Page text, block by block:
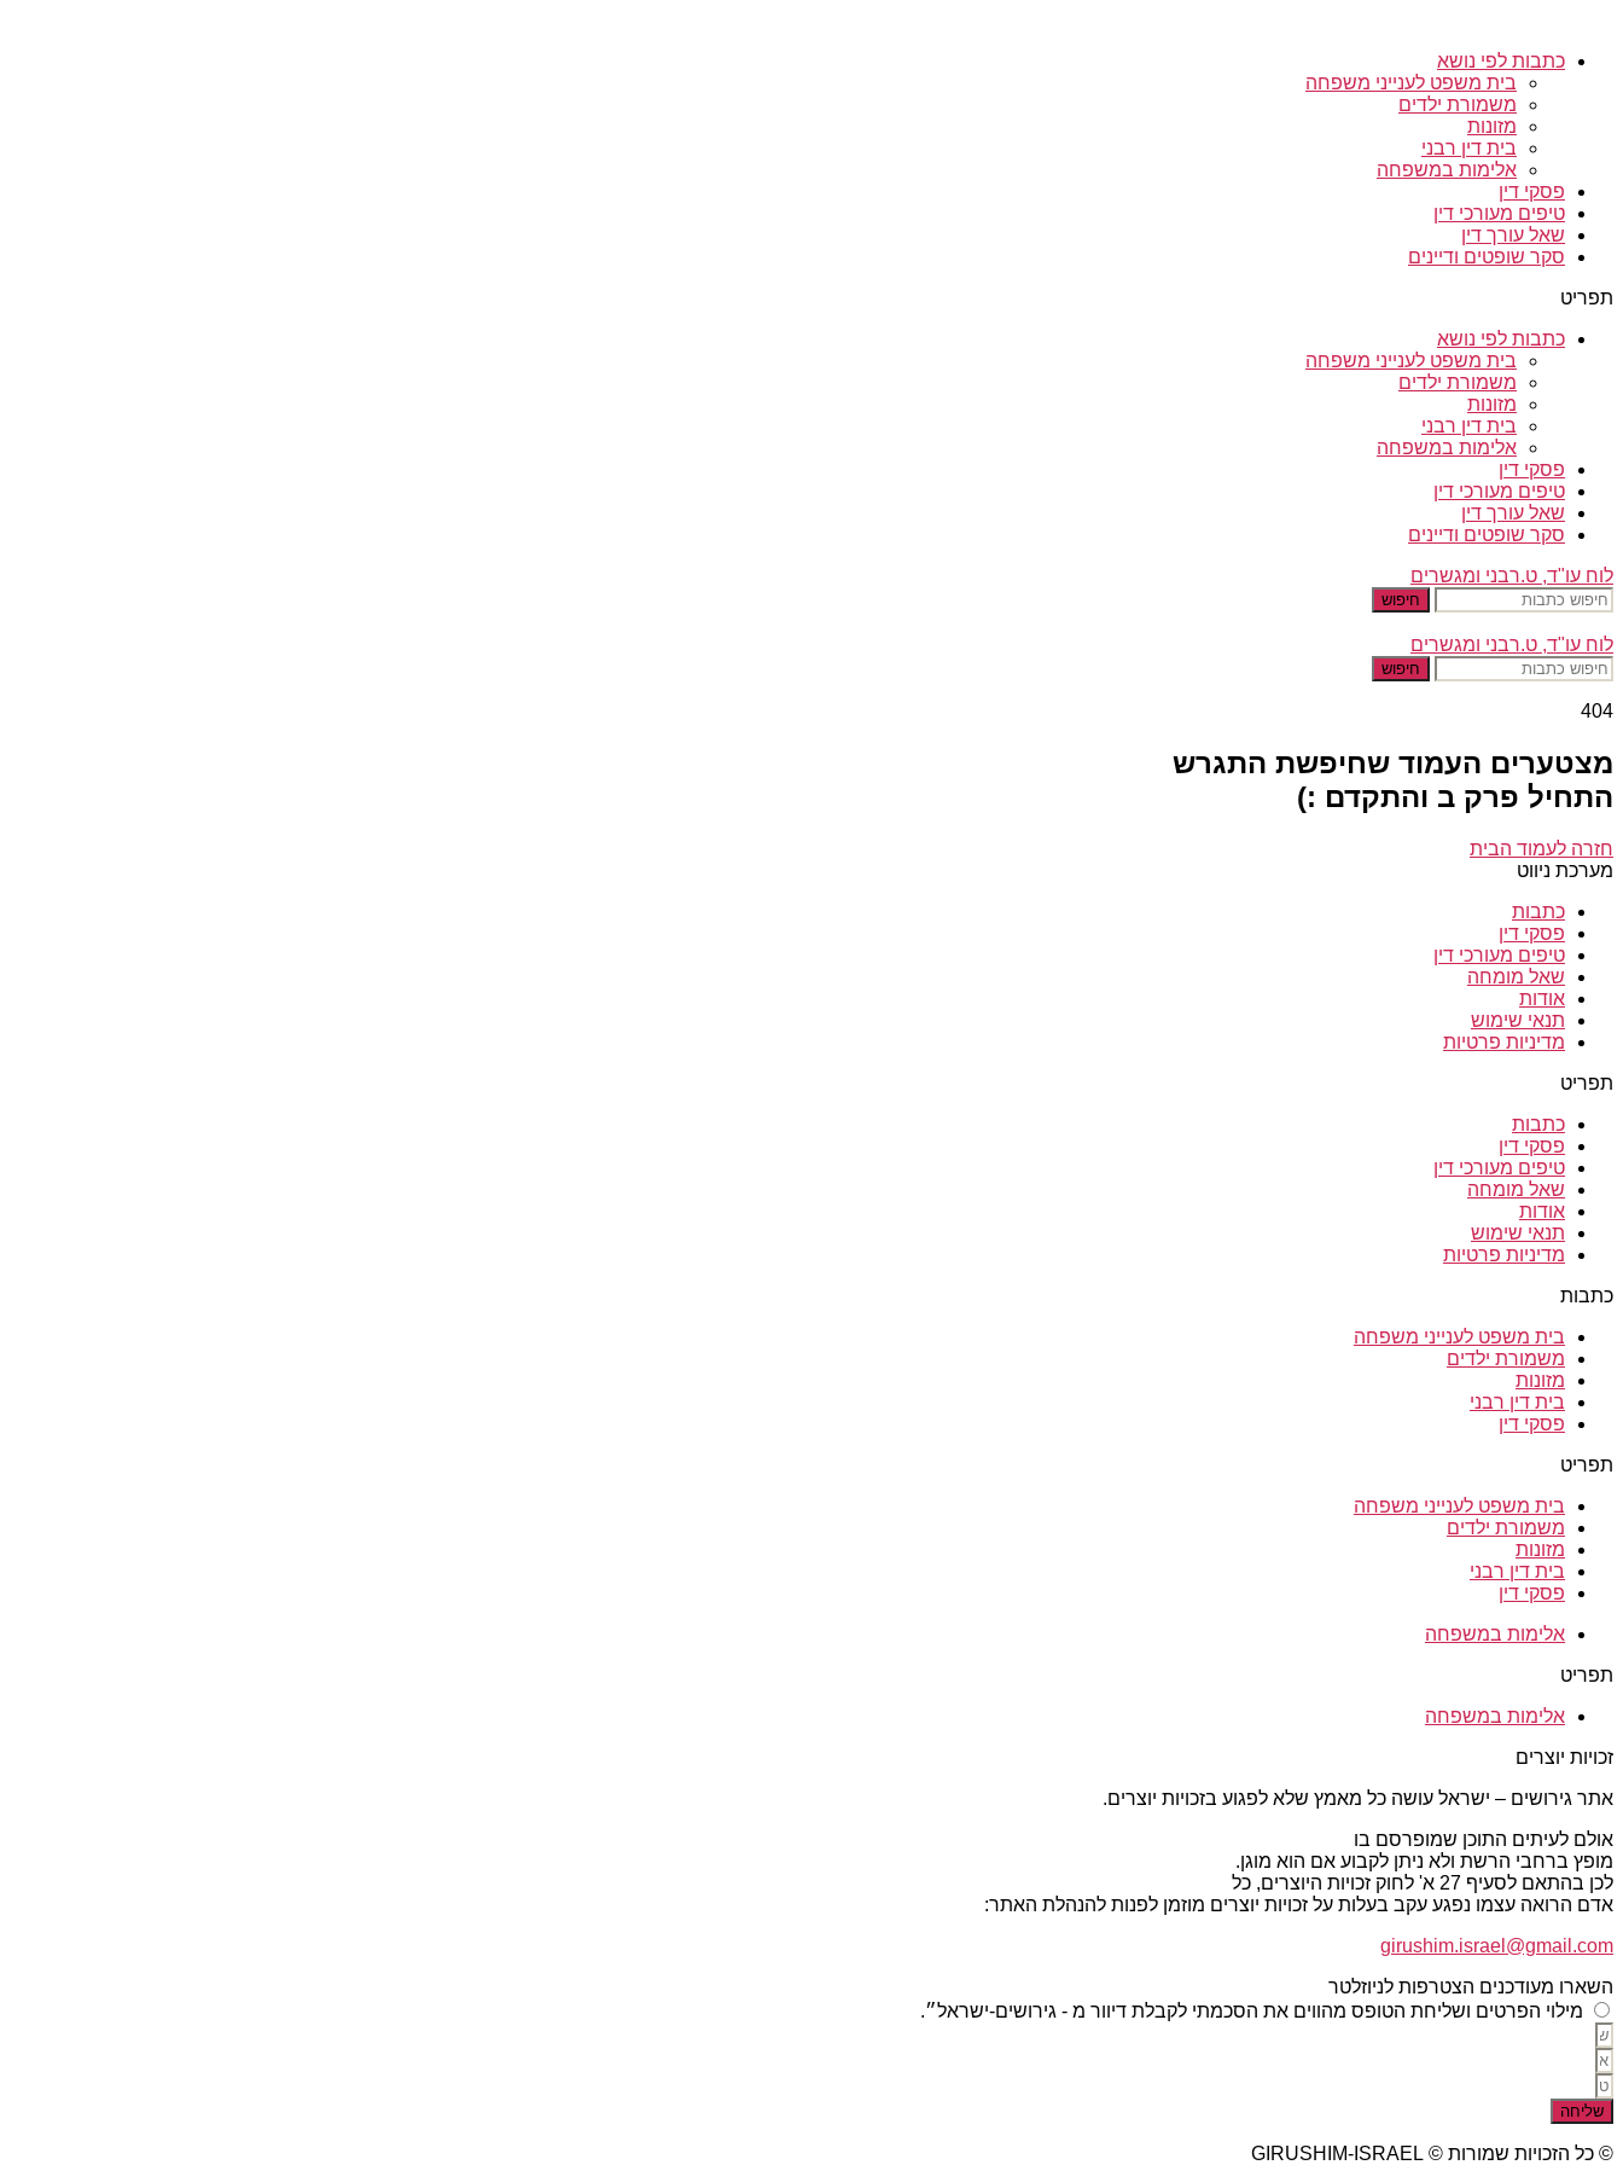
כתבות לפי נושא
בית משפט לענייני משפחה
משמורת ילדים
מזונות
בית דין רבני
אלימות במשפחה
פסקי דין
טיפים מעורכי דין
שאל עורך דין
סקר שופטים ודיינים
תפריט
כתבות לפי נושא
בית משפט לענייני משפחה
משמורת ילדים
מזונות
בית דין רבני
אלימות במשפחה
פסקי דין
טיפים מעורכי דין
שאל עורך דין
סקר שופטים ודיינים
לוח עו"ד, ט.רבני ומגשרים
חיפוש
לוח עו"ד, ט.רבני ומגשרים
חיפוש
404
מצטערים העמוד שחיפשת התגרש
התחיל פרק ב והתקדם :)
חזרה לעמוד הבית
מערכת ניווט
כתבות
פסקי דין
טיפים מעורכי דין
שאל מומחה
אודות
תנאי שימוש
מדיניות פרטיות
תפריט
כתבות
פסקי דין
טיפים מעורכי דין
שאל מומחה
אודות
תנאי שימוש
מדיניות פרטיות
כתבות
בית משפט לענייני משפחה
משמורת ילדים
מזונות
בית דין רבני
פסקי דין
תפריט
בית משפט לענייני משפחה
משמורת ילדים
מזונות
בית דין רבני
פסקי דין
אלימות במשפחה
תפריט
אלימות במשפחה
זכויות יוצרים
אתר גירושים – ישראל עושה כל מאמץ שלא לפגוע בזכויות יוצרים.
אולם לעיתים התוכן שמופרסם בו
מופץ ברחבי הרשת ולא ניתן לקבוע אם הוא מוגן.
לכן בהתאם לסעיף 27 א' לחוק זכויות היוצרים, כל
אדם הרואה עצמו נפגע עקב בעלות על זכויות יוצרים מוזמן לפנות להנהלת האתר:
girushim.israel@gmail.com
השארו מעודכנים הצטרפות לניוזלטר
מילוי הפרטים ושליחת הטופס מהווים את הסכמתי לקבלת דיוור מ - גירושים-ישראל״.
שליחה
© כל הזכויות שמורות © GIRUSHIM-ISRAEL